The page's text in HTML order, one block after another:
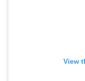
View